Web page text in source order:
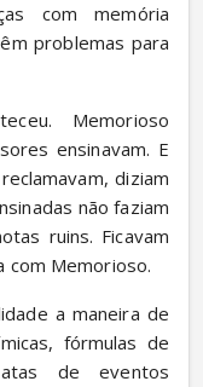
com memória
problemas para
Memorioso
ensinavam. E
diziam
não faziam
ruins. Ficavam
com Memorioso.
a maneira de
fórmulas de
de eventos